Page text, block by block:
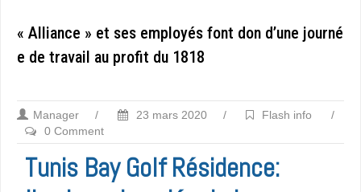
« Alliance » et ses employés font don d’une journé
e de travail au profit du 1818
Manager / 23 mars 2020 / Flash info
/
0 Comment
Tunis Bay Golf Résidence: